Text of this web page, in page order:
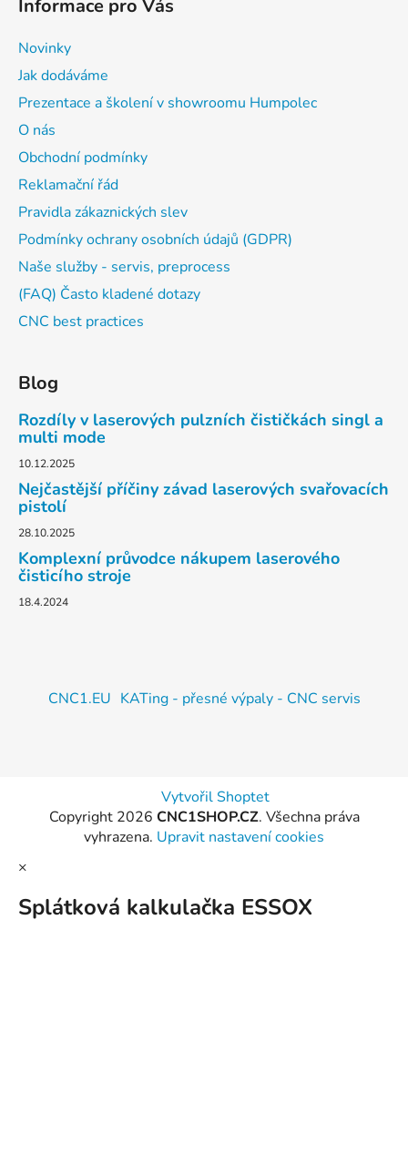
Informace pro Vás
Novinky
Jak dodáváme
Prezentace a školení v showroomu Humpolec
O nás
Obchodní podmínky
Reklamační řád
Pravidla zákaznických slev
Podmínky ochrany osobních údajů (GDPR)
Naše služby - servis, preprocess
(FAQ) Často kladené dotazy
CNC best practices
Blog
Rozdíly v laserových pulzních čističkách singl a
multi mode
10.12.2025
Nejčastější příčiny závad laserových svařovacích
pistolí
28.10.2025
Komplexní průvodce nákupem laserového
čisticího stroje
18.4.2024
CNC1.EU KATing - přesné výpaly - CNC servis
Vytvořil Shoptet
Copyright 2026 CNC1SHOP.CZ. Všechna práva
vyhrazena. Upravit nastavení cookies
×
Splátková kalkulačka ESSOX